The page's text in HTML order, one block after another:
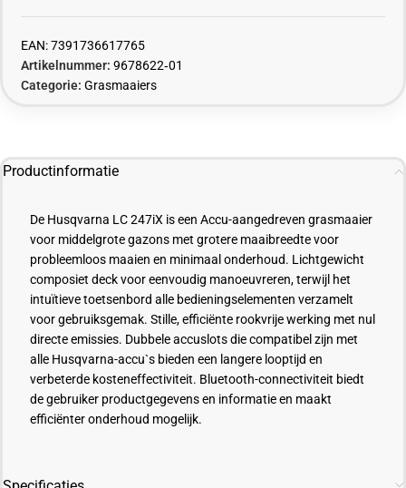
EAN:7391736617765
Artikelnummer: 9678622‑01
Categorie: Grasmaaiers
Productinformatie
De Husqvarna LC 247iX is een Accu-aangedreven grasmaaier
voor middelgrote gazons met grotere maaibreedte voor
probleemloos maaien en minimaal onderhoud. Lichtgewicht
composiet deck voor eenvoudig manoeuvreren, terwijl het
intuïtieve toetsenbord alle bedieningselementen verzamelt
voor gebruiksgemak. Stille, efficiënte rookvrije werking met nul
directe emissies. Dubbele accuslots die compatibel zijn met
alle Husqvarna-accu`s bieden een langere looptijd en
verbeterde kosteneffectiviteit. Bluetooth-connectiviteit biedt
de gebruiker productgegevens en informatie en maakt
efficiënter onderhoud mogelijk.